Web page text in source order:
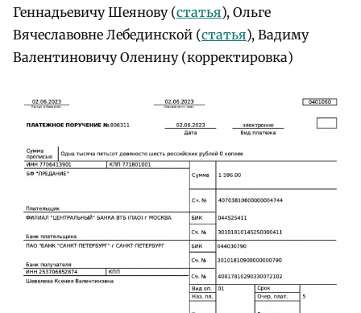
Геннадьевичу Шеянову (статья), Ольге
Вячеславовне Лебединской (статья), Вадиму
Валентиновичу Оленину (корректировка)